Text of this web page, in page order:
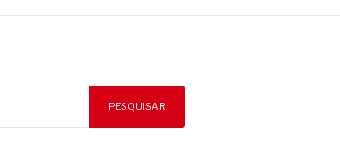
PESQUISAR